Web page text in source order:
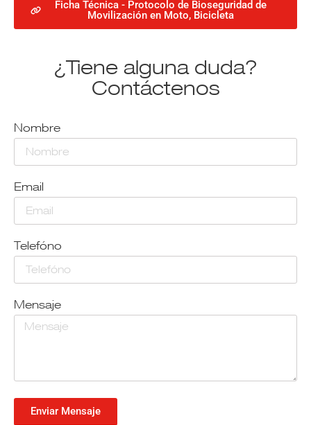
Ficha Técnica - Protocolo de Bioseguridad de
Movilización en Moto, Bicicleta
¿Tiene alguna duda?
Contáctenos
Nombre
Email
Telefóno
Mensaje
Enviar Mensaje